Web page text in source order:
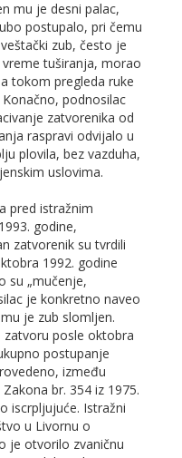
mu je desni palac,
postupalo, pri čemu
zub, često je
tuširanja, morao
tokom pregleda ruke
podnosilac
zatvorenika od
raspravi odvijalo u
plovila, bez vazduha,
uslovima.
pred istražnim
godine,
zatvorenik su tvrdili
1992. godine
su „mučenje,
je konkretno naveo
je zub slomljen.
posle oktobra
postupanje
između
br. 354 iz 1975.
iscrpljujuće. Istražni
u Livornu o
je otvorilo zvaničnu